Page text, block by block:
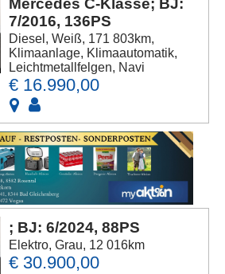
Mercedes C-Klasse; BJ:
7/2016, 136PS
Diesel, Weiß, 171 803km,
Klimaanlage, Klimaautomatik,
Leichtmetallfelgen, Navi
€ 16.990,00
; BJ: 6/2024, 88PS
Elektro, Grau, 12 016km
€ 30.900,00